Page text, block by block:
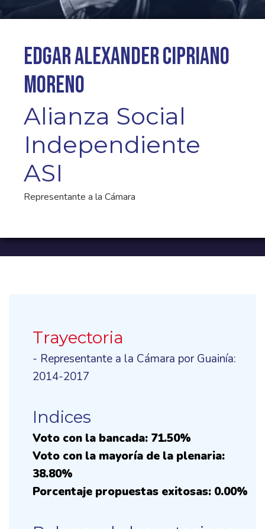
Edgar Alexander Cipriano
Moreno
Alianza Social
Independiente
ASI
Representante a la Cámara
Trayectoria
- Representante a la Cámara por Guainía:
2014-2017
Indices
Voto con la bancada: 71.50%
Voto con la mayoría de la plenaria:
38.80%
Porcentaje propuestas exitosas: 0.00%